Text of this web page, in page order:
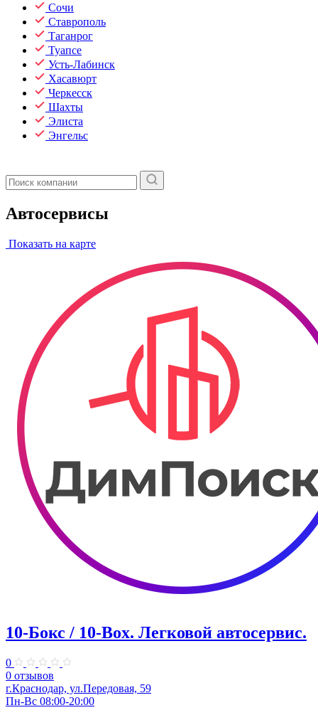
Сочи
Ставрополь
Таганрог
Туапсе
Усть-Лабинск
Хасавюрт
Черкесск
Шахты
Элиста
Энгельс
Автосервисы
Показать на карте
10-Бокс / 10-Box. ​Легковой автосервис.
0
0 отзывов
г.Краснодар, ул.Передовая, 59
Пн-Вс 08:00-20:00